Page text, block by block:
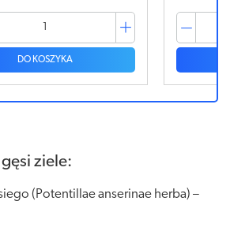
DO KOSZYKA
gęsi ziele:
(Potentillae anserinae herba) –